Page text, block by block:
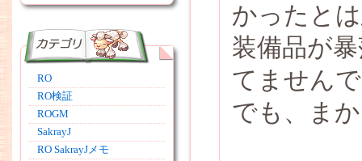
RO
RO検証
ROGM
SakrayJ
RO SakrayJメモ
かったと
装備品が
てません
でも、ま